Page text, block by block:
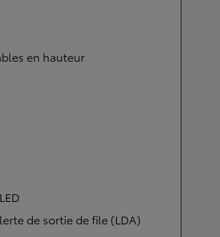
en hauteur
de sortie de file (LDA)